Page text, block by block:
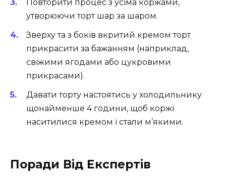
Повторити процес з усіма коржами,
утворюючи торт шар за шаром.
Зверху та з боків вкритий кремом торт
прикрасити за бажанням (наприклад,
свіжими ягодами або цукровими
прикрасами).
Давати торту настоятись у холодильнику
щонайменше 4 години, щоб коржі
наситилися кремом і стали м’якими.
Поради Від Експертів